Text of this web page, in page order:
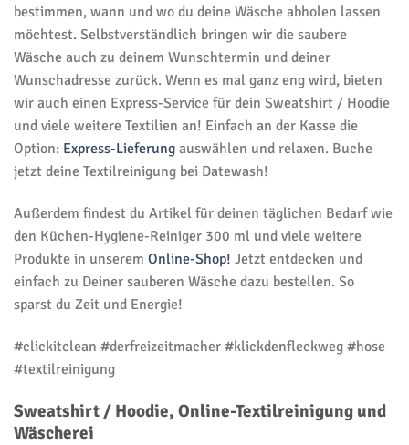
bestimmen, wann und wo du deine Wäsche abholen lassen
möchtest. Selbstverständlich bringen wir die saubere
Wäsche auch zu deinem Wunschtermin und deiner
Wunschadresse zurück. Wenn es mal ganz eng wird, bieten
wir auch einen Express-Service für dein Sweatshirt / Hoodie
und viele weitere Textilien an! Einfach an der Kasse die
Option: Express-Lieferung auswählen und relaxen. Buche
jetzt deine Textilreinigung bei Datewash!
Außerdem findest du Artikel für deinen täglichen Bedarf wie
den Küchen-Hygiene-Reiniger 300 ml und viele weitere
Produkte in unserem Online-Shop! Jetzt entdecken und
einfach zu Deiner sauberen Wäsche dazu bestellen. So
sparst du Zeit und Energie!
#clickitclean #derfreizeitmacher #klickdenfleckweg #hose
#textilreinigung
Sweatshirt / Hoodie, Online-Textilreinigung und
Wäscherei